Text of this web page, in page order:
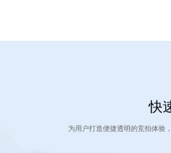
快
为用户打造便捷透明的竞拍体验